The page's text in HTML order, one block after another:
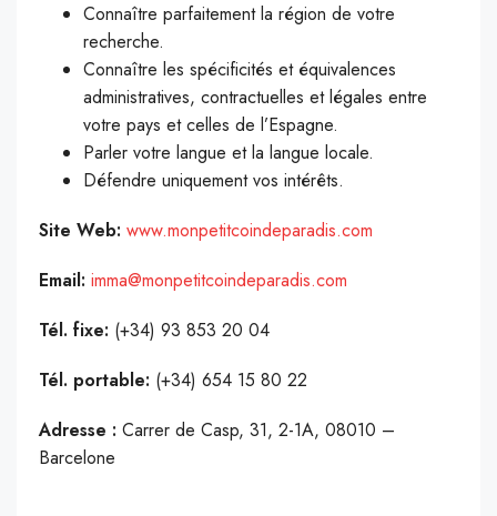
Connaître parfaitement la région de votre
recherche.
Connaître les spécificités et équivalences
administratives, contractuelles et légales entre
votre pays et celles de l’Espagne.
Parler votre langue et la langue locale.
Défendre uniquement vos intérêts.
Site Web: www.monpetitcoindeparadis.com
Email: imma@monpetitcoindeparadis.com
Tél. fixe: (+34) 93 853 20 04
Tél. portable: (+34) 654 15 80 22
Adresse : Carrer de Casp, 31, 2-1A, 08010 –
Barcelone